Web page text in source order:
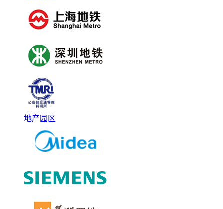
地产园区